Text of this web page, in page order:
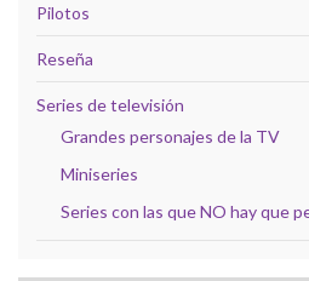
Pilotos
Reseña
Series de televisión
Grandes personajes de la TV
Miniseries
Series con las que NO hay que